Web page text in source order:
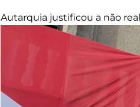
Autarquia justificou a não